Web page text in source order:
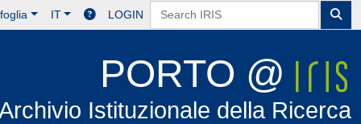
IT LOGIN
PORTO @
Istituzionale della Ricerca